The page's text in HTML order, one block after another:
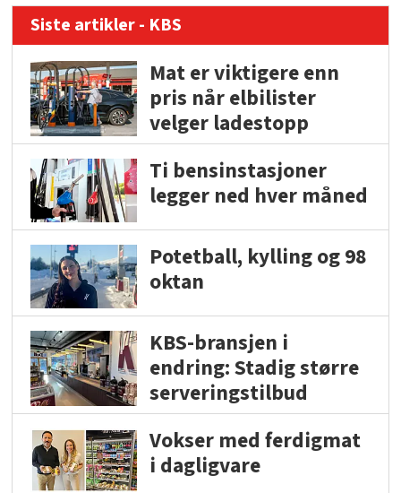
Siste artikler - KBS
Mat er viktigere enn
pris når elbilister
velger ladestopp
Ti bensinstasjoner
legger ned hver måned
Potetball, kylling og 98
oktan
KBS-bransjen i
endring: Stadig større
serveringstilbud
Vokser med ferdigmat
i dagligvare